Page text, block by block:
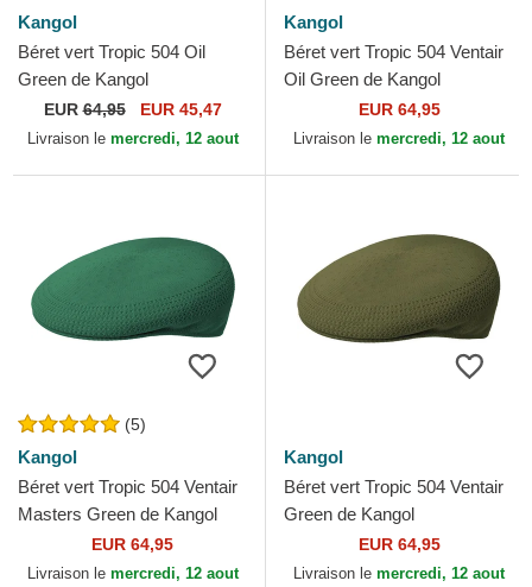
Kangol
Béret vert Tropic 504 Oil
Green de Kangol
EUR64,95 EUR 45,47
Livraison le mercredi, 12 aout
Kangol
Béret vert Tropic 504 Ventair
Oil Green de Kangol
EUR 64,95
Livraison le mercredi, 12 aout
(5)
Kangol
Béret vert Tropic 504 Ventair
Masters Green de Kangol
EUR 64,95
Livraison le mercredi, 12 aout
Kangol
Béret vert Tropic 504 Ventair
Green de Kangol
EUR 64,95
Livraison le mercredi, 12 aout